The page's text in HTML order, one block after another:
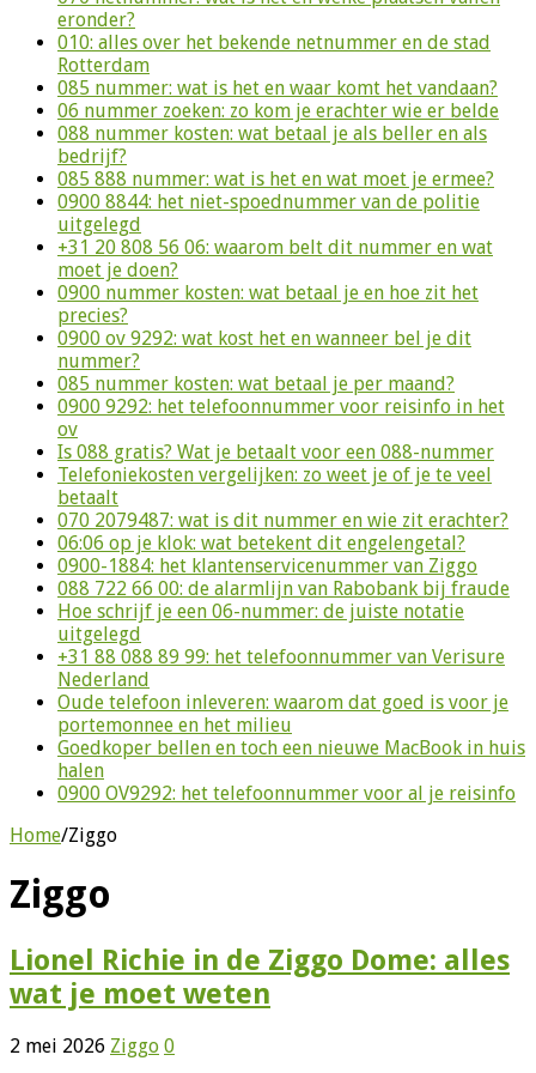
eronder?
010: alles over het bekende netnummer en de stad
Rotterdam
085 nummer: wat is het en waar komt het vandaan?
06 nummer zoeken: zo kom je erachter wie er belde
088 nummer kosten: wat betaal je als beller en als
bedrijf?
085 888 nummer: wat is het en wat moet je ermee?
0900 8844: het niet-spoednummer van de politie
uitgelegd
+31 20 808 56 06: waarom belt dit nummer en wat
moet je doen?
0900 nummer kosten: wat betaal je en hoe zit het
precies?
0900 ov 9292: wat kost het en wanneer bel je dit
nummer?
085 nummer kosten: wat betaal je per maand?
0900 9292: het telefoonnummer voor reisinfo in het
ov
Is 088 gratis? Wat je betaalt voor een 088-nummer
Telefoniekosten vergelijken: zo weet je of je te veel
betaalt
070 2079487: wat is dit nummer en wie zit erachter?
06:06 op je klok: wat betekent dit engelengetal?
0900-1884: het klantenservicenummer van Ziggo
088 722 66 00: de alarmlijn van Rabobank bij fraude
Hoe schrijf je een 06-nummer: de juiste notatie
uitgelegd
+31 88 088 89 99: het telefoonnummer van Verisure
Nederland
Oude telefoon inleveren: waarom dat goed is voor je
portemonnee en het milieu
Goedkoper bellen en toch een nieuwe MacBook in huis
halen
0900 OV9292: het telefoonnummer voor al je reisinfo
Home/Ziggo
Ziggo
Lionel Richie in de Ziggo Dome: alles
wat je moet weten
2 mei 2026 Ziggo 0